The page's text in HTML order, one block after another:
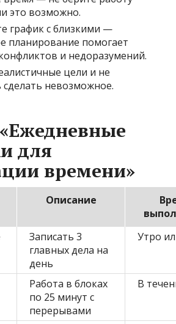
это возможно.
график с близкими —
планирование помогает
и недоразумений.
цели и не
сделать невозможное.
для
времени»
Описание
Записать 3
главных дела на
день
Утро
Работа в блоках
по 25 минут с
перерывами
В